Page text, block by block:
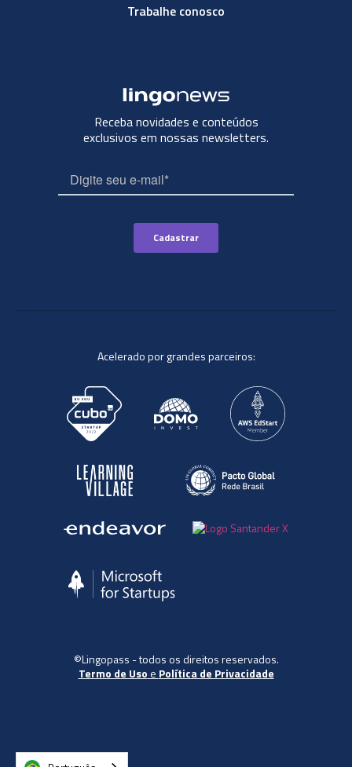
Trabalhe conosco
Receba novidades e conteúdos
exclusivos em nossas newsletters.
Acelerado por grandes parceiros:
©Lingopass - todos os direitos reservados.
Termo de Uso e Política de Privacidade